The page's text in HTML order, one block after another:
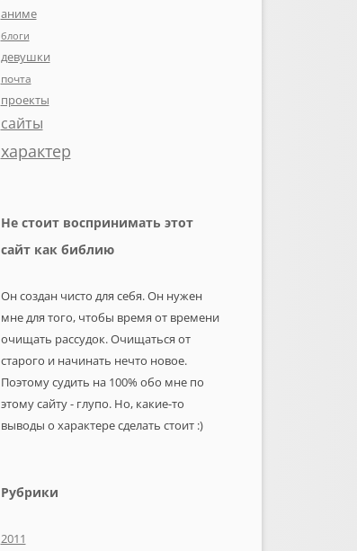
аниме
блоги
девушки
почта
проекты
сайты
характер
Не стоит воспринимать этот
сайт как библию
Он создан чисто для себя. Он нужен
мне для того, чтобы время от времени
очищать рассудок. Очищаться от
старого и начинать нечто новое.
Поэтому судить на 100% обо мне по
этому сайту - глупо. Но, какие-то
выводы о характере сделать стоит :)
Рубрики
2011